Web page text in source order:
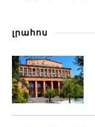
լրահոս